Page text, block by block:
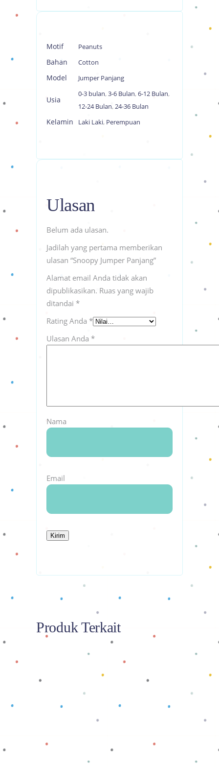
Motif Peanuts
Bahan Cotton
Model Jumper Panjang
Usia
0-3 bulan, 3-6 Bulan, 6-12 Bulan,
12-24 Bulan, 24-36 Bulan
Kelamin Laki Laki, Perempuan
Ulasan
Belum ada ulasan.
Jadilah yang pertama memberikan
ulasan “Snoopy Jumper Panjang”
Alamat email Anda tidak akan
dipublikasikan. Ruas yang wajib
ditandai *
Rating Anda *
Ulasan Anda *
Nama
Email
Produk Terkait